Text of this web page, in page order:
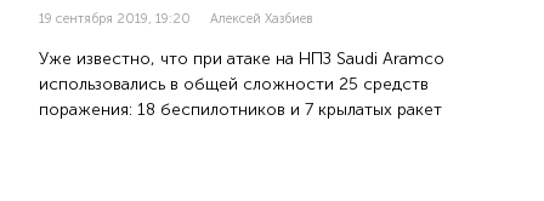
19 сентября 2019, 19:20 Алексей Хазбиев
Уже известно, что при атаке на НПЗ Saudi Aramco
использовались в общей сложности 25 средств
поражения: 18 беспилотников и 7 крылатых ракет